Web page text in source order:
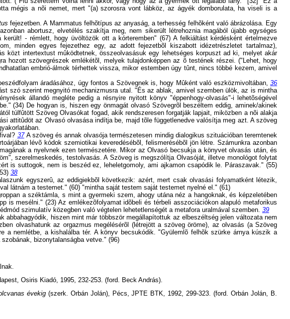
mégis a nõi nemet, mert "(a) szorosra vont lábköz, az ágyék domborulata, ha viseli is a
fejezetben. A Mammatus felhõtípus az anyaság, a terhesség felhõként való ábrázolása. Egy
abortusz, elvetélés szakítja meg, nem sikerült létrehoznia magából újabb egységes
- rémlett, hogy üvöltözök ott a kórteremben" (67) A felkiáltást kérdésként értelmezve
minden egyes fejezethez egy, az adott fejezetbõl kiszabott idézetrészletet tartalmaz),
közt intertextust mûködtetnek, összeolvasásuk egy lehetséges korpuszt ad ki, melyet akár
hozott szövegrészek emlékétõl, melyek tulajdonképpen az õ testének részei. ("Lehet, hogy
embrió-álmok térhettek vissza, mikor estemben úgy tûnt, nincs többé kezem, amivel
áradásához, úgy fontos a Szövegnek is, hogy Mûként való eszközmivoltában, 36
szó szerint megnyitó mechanizmusra utal. "És az ablak, amivel szemben ülök, az is mintha
állandó megléte pedig a résnyire nyitott könyv "éppenhogy-olvasás"-i lehetõségével
(34) De hogyan is, hiszen egy önmagát olvasó Szövegrõl beszéltem eddig, aminek/akinek
túlfûtött Szöveg Olvasókat fogad, akik rendszeresen forgatják lapjait, miközben a nõi alakja
attitûdöt az Olvasó olvasása indítja be, majd tõle függetlenedve valósítja meg azt. A szöveg
37 A szöveg és annak olvasója természetesen mindig dialogikus szituációban teremtenek
lévõ kódok szemiotikai keveredésébõl, felismerésébõl jön létre. Számunkra azonban
a nyelvnek ezen természetére. Mikor az Olvasó becsukja a könyvet olvasás után, és
szerelmeskedés, testolvasás. A Szöveg is megszólítja Olvasóját, illetve monológot folytat
is suttogok, nem is beszéd ez, leheletgomoly, ami ajkamon csapódik le. Páraszavak." (55)
38
egyszerû, az eddigiekbõl következik: azért, mert csak olvasási folyamatként létezik,
látnám a testemet." (60) "mintha saját testem saját testemet nyelné el." (61)
a széktámla, s mint a gyermeki szem, ahogy utána néz a hangoknak, és képzeletében
is mesélni." (23) Az emlékezõfolyamat idõbeli és térbeli asszociációkon alapuló metaforikus
szimulatív közegben való végtelen lehetetlenségét a metafora uralmával szemben. 39
hiszen mint már többször megállapítottuk az elbeszéltség jelen változata nem
olvashatunk az orgazmus megélésérõl (létrejött a szöveg öröme), az olvasás (a Szöveg
a nemlétbe, a kishalálba tér. A könyv becsukódik. "Gyülemlõ felhõk szürke árnya kúszik a
bizonytalanságba vetve." (96)
Osiris Kiadó, 1995, 232-253. (ford. Beck András).
évekig(szerk. Orbán Jolán), Pécs, JPTE BTK, 1992, 299-323. (ford. Orbán Jolán, B.